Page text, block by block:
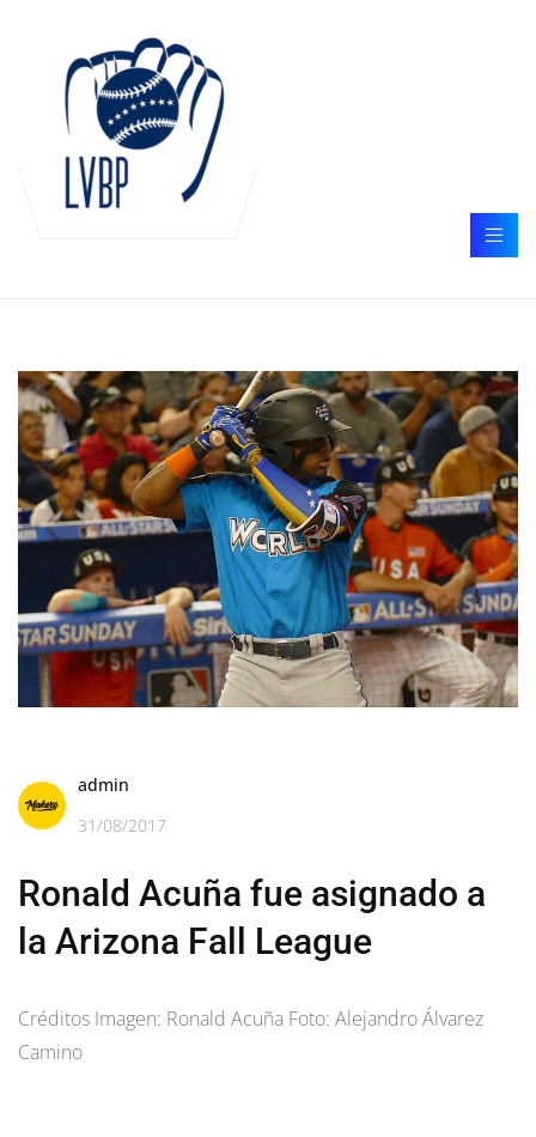
admin
31/08/2017
Ronald Acuña fue asignado a
la Arizona Fall League
Créditos Imagen: Ronald Acuña Foto: Alejandro Álvarez
Camino